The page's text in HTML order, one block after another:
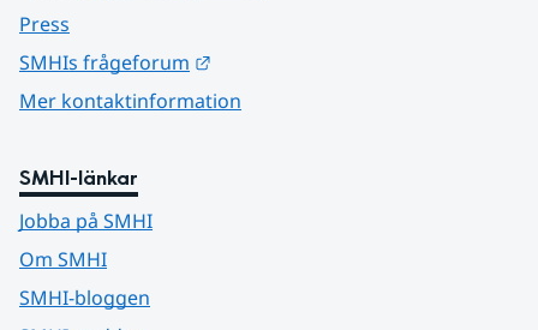
Press
SMHIs frågeforum
Mer kontaktinformation
SMHI-länkar
Jobba på SMHI
Om SMHI
SMHI-bloggen